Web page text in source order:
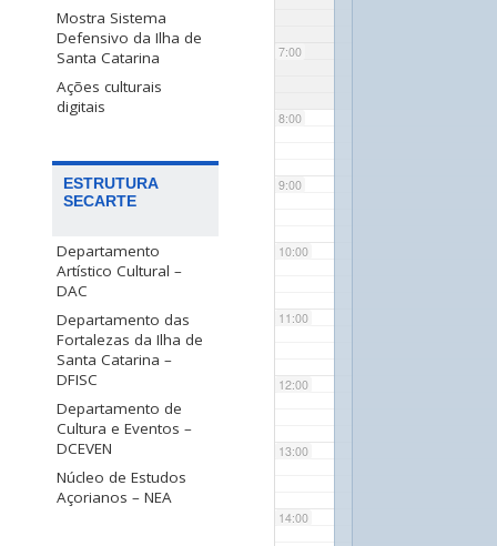
Mostra Sistema
Defensivo da Ilha de
Santa Catarina
Ações culturais
digitais
ESTRUTURA
SECARTE
Departamento
Artístico Cultural –
DAC
Departamento das
Fortalezas da Ilha de
Santa Catarina –
DFISC
Departamento de
Cultura e Eventos –
DCEVEN
Núcleo de Estudos
Açorianos – NEA
7:00
8:00
9:00
10:00
11:00
12:00
13:00
14:00